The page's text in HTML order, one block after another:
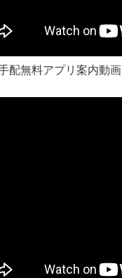
配無料アプリ案内動画